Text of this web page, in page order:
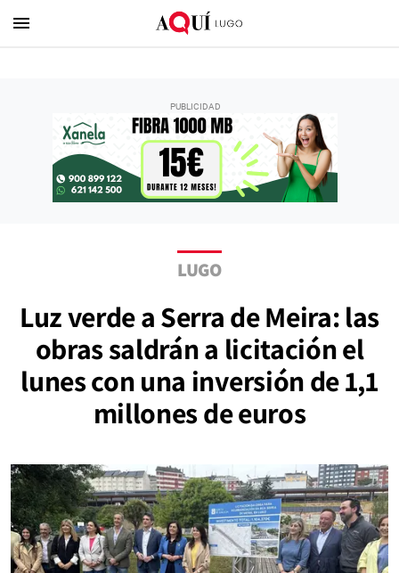
menu
LUGO
Luz verde a Serra de Meira: las
obras saldrán a licitación el
lunes con una inversión de 1,1
millones de euros